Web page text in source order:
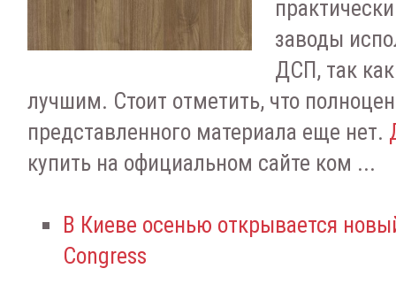
заводы
ДСП, так
лучшим. Стоит отметить, что
представленного материала еще нет.
купить на официальном сайте ком ...
В Киеве осенью открывается
Congress